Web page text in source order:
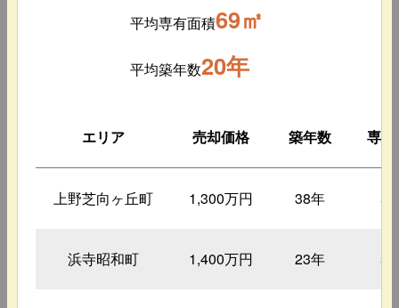
平均専有面積69㎡
平均築年数20年
エリア 売却価格 築年数 専
上野芝向ヶ丘町 1,300万円 38年
浜寺昭和町 1,400万円 23年